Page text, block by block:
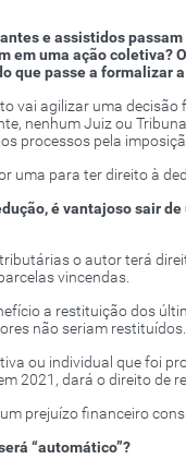
e assistidos
em uma ação coletiva?
que passe a formalizar
vai agilizar uma
nenhum Juiz ou
processos pela
uma para ter direito à
é vantajoso sair
o autor terá
vincendas.
a restituição dos
não seriam restituídos.
ou individual que foi
2021, dará o direito de
prejuízo financeiro
“automático”?